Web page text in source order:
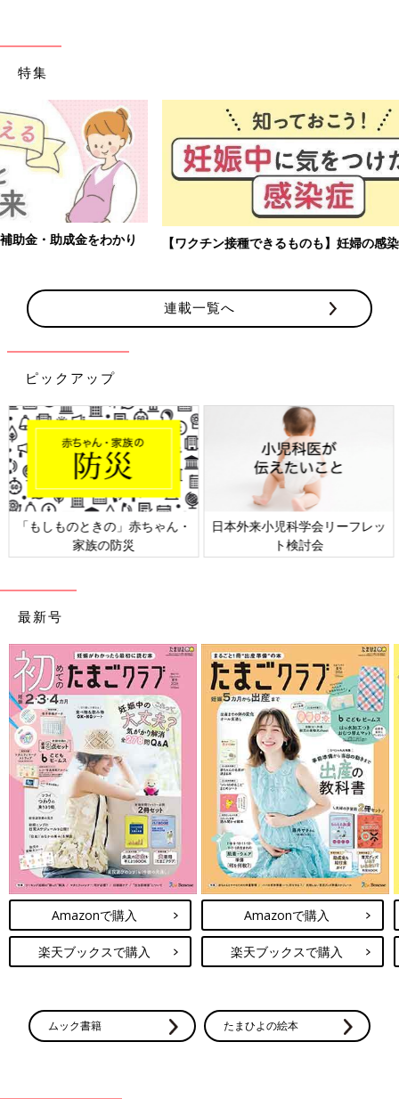
特集
【ワクチン接種できるものも】妊婦の感染症対策、知っておいて！
連載一覧へ
ピックアップ
日本外来小児科学会リーフレッ
ト検討会
六星占術 細木かおりさんの人生
相談
最新号
Amazonで購入
楽天ブックスで購入
Amazonで購入
楽天ブックスで購入
ムック書籍 たまひよの絵本